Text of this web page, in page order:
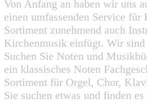
Von Anfang an haben wir uns
einen umfassenden Service
Sortiment zunehmend auch
Kirchenmusik einfügt. Wir sind
Suchen Sie Noten und
ein klassisches Noten
Sortiment für Orgel, Chor,
Sie suchen etwas und finden